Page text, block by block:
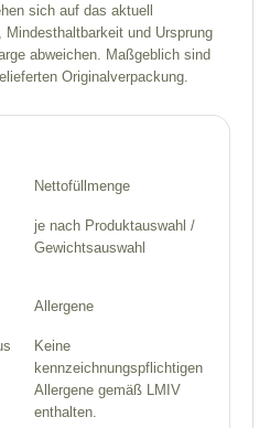
sich auf das aktuell
und Ursprung
abweichen. Maßgeblich sind
Originalverpackung.
Nettofüllmenge
je nach Produktauswahl /
Gewichtsauswahl
Allergene
Keine
kennzeichnungspflichtigen
Allergene gemäß LMIV
enthalten.